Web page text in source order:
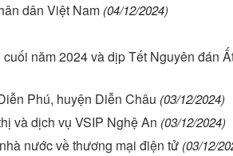
dân Việt Nam (04/12/2024)
năm 2024 và dịp Tết Nguyên đán
Phú, huyện Diễn Châu (03/12/2024)
và dịch vụ VSIP Nghệ An (03/12/2024)
nước về thương mại điện tử (03/12/